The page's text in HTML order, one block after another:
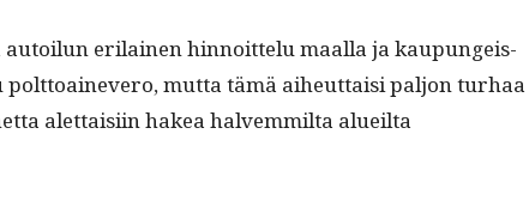
autoilun eri­lainen hin­noit­telu maal­la ja kaupungeis­
polt­toain­evero, mut­ta tämä aiheut­taisi paljon turhaa
alet­taisi­in hakea halvem­mil­ta alueil­ta